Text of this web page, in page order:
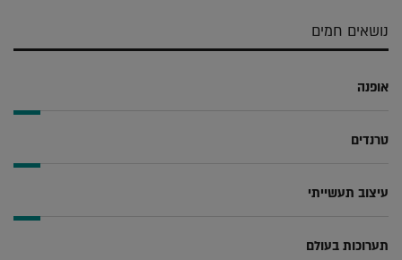
נושאים חמים
אופנה
טרנדים
עיצוב תעשייתי
תערוכות בעולם